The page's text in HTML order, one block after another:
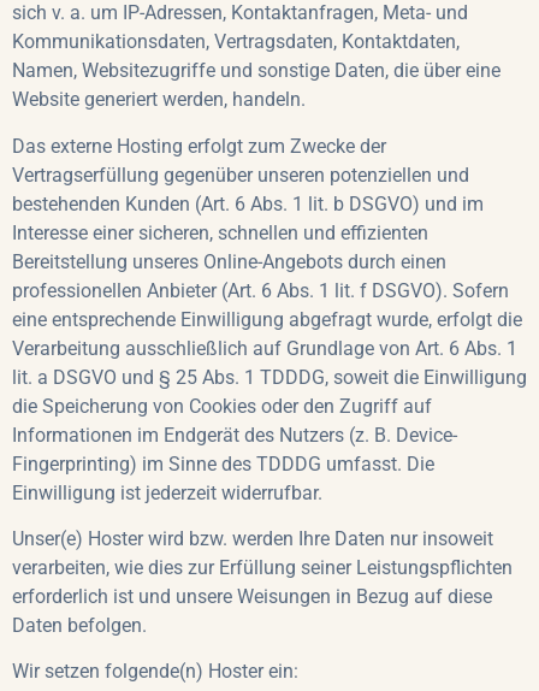
sich v. a. um IP-Adressen, Kontaktanfragen, Meta- und
Kommunikationsdaten, Vertragsdaten, Kontaktdaten,
Namen, Websitezugriffe und sonstige Daten, die über eine
Website generiert werden, handeln.
Das externe Hosting erfolgt zum Zwecke der
Vertragserfüllung gegenüber unseren potenziellen und
bestehenden Kunden (Art. 6 Abs. 1 lit. b DSGVO) und im
Interesse einer sicheren, schnellen und effizienten
Bereitstellung unseres Online-Angebots durch einen
professionellen Anbieter (Art. 6 Abs. 1 lit. f DSGVO). Sofern
eine entsprechende Einwilligung abgefragt wurde, erfolgt die
Verarbeitung ausschließlich auf Grundlage von Art. 6 Abs. 1
lit. a DSGVO und § 25 Abs. 1 TDDDG, soweit die Einwilligung
die Speicherung von Cookies oder den Zugriff auf
Informationen im Endgerät des Nutzers (z. B. Device-
Fingerprinting) im Sinne des TDDDG umfasst. Die
Einwilligung ist jederzeit widerrufbar.
Unser(e) Hoster wird bzw. werden Ihre Daten nur insoweit
verarbeiten, wie dies zur Erfüllung seiner Leistungspflichten
erforderlich ist und unsere Weisungen in Bezug auf diese
Daten befolgen.
Wir setzen folgende(n) Hoster ein: